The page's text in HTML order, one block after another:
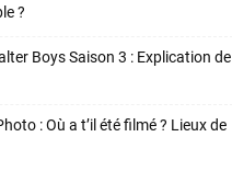
?
Boys Saison 3 : Explication de
: Où a t’il été filmé ? Lieux de